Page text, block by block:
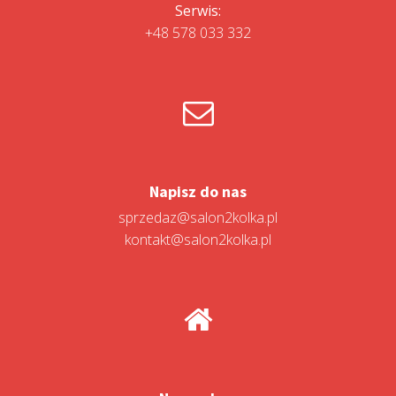
Serwis:
+48 578 033 332
Napisz do nas
sprzedaz@salon2kolka.pl
kontakt@salon2kolka.pl